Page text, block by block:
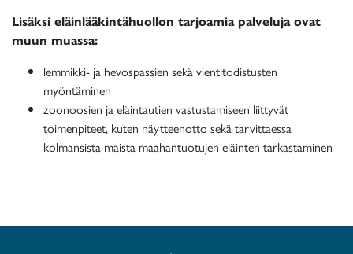
Lisäksi eläinlääkintähuollon tarjoamia palveluja ovat
muun muassa:
lemmikki- ja hevospassien sekä vientitodistusten
myöntäminen
zoonoosien ja eläintautien vastustamiseen liittyvät
toimenpiteet, kuten näytteenotto sekä tarvittaessa
kolmansista maista maahantuotujen eläinten tarkastaminen